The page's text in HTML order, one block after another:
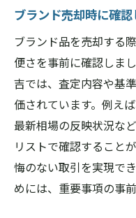
ブランド売却時に確
ブランド品を売却する
便さを事前に確認しま
吉では、査定内容や基
価されています。例え
最新相場の反映状況な
リストで確認すること
悔のない取引を実現で
めには、重要事項の事